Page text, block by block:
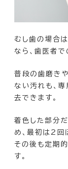
むし歯の場合
なら、歯医者で
普段の歯磨き
ない汚れも、
去できます。
着色した部分
め、最初は2回
その後も定期
す。